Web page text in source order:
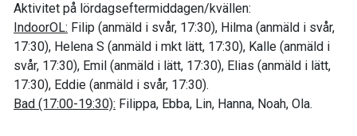
Aktivitet på lördagseftermiddagen/kvällen:
IndoorOL: Filip (anmäld i svår, 17:30), Hilma (anmäld i svår,
17:30), Helena S (anmäld i mkt lätt, 17:30), Kalle (anmäld i
svår, 17:30), Emil (anmäld i lätt, 17:30), Elias (anmäld i lätt,
17:30), Eddie (anmäld i svår, 17:30).
Bad (17:00-19:30): Filippa, Ebba, Lin, Hanna, Noah, Ola.